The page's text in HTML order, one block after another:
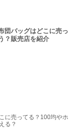
団バッグはどこに売っ
？販売店を紹介
に売ってる？100均やホ
る？